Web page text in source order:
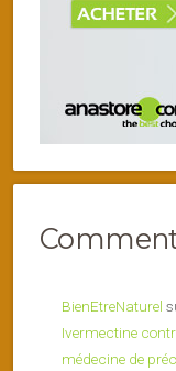
BienEtreNaturel
Ivermectine
médecine de